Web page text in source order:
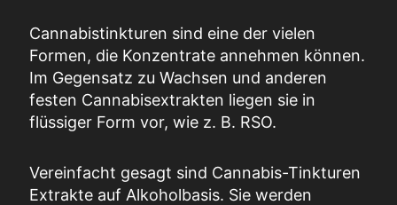
Cannabistinkturen sind eine der vielen
Formen, die Konzentrate annehmen können.
Im Gegensatz zu Wachsen und anderen
festen Cannabisextrakten liegen sie in
flüssiger Form vor, wie z. B. RSO.
Vereinfacht gesagt sind Cannabis-Tinkturen
Extrakte auf Alkoholbasis. Sie werden